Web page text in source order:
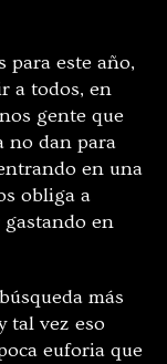
para este año,
a todos, en
gente que
no dan para
en una
obliga a
en
más
tal vez eso
euforia que